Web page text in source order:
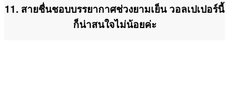
11. สายชื่นชอบบรรยากาศช่วงยามเย็น วอลเปเปอร์นี้
ก็น่าสนใจไม่น้อยค่ะ